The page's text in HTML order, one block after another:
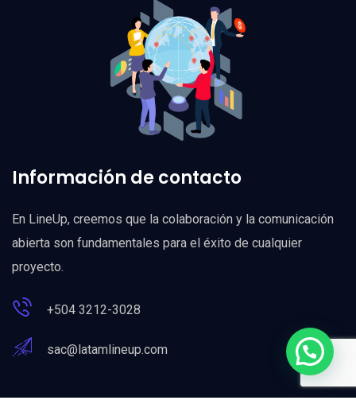
Información de contacto
En LineUp, creemos que la colaboración y la comunicación
abierta son fundamentales para el éxito de cualquier
proyecto.
+504 3212-3028
sac@latamlineup.com